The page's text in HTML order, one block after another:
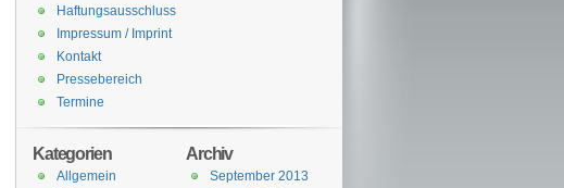
Merkel
Kinder
Wahllokale
Utopia
haben
geschlossen
Haftungsausschluss
Impressum / Imprint
Kontakt
Pressebereich
Termine
Archiv
September 2013
Kategorien
Allgemein